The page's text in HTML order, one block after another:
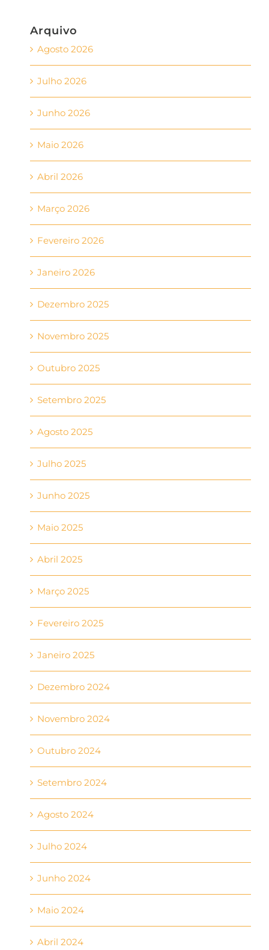
Arquivo
Agosto 2026
Julho 2026
Junho 2026
Maio 2026
Abril 2026
Março 2026
Fevereiro 2026
Janeiro 2026
Dezembro 2025
Novembro 2025
Outubro 2025
Setembro 2025
Agosto 2025
Julho 2025
Junho 2025
Maio 2025
Abril 2025
Março 2025
Fevereiro 2025
Janeiro 2025
Dezembro 2024
Novembro 2024
Outubro 2024
Setembro 2024
Agosto 2024
Julho 2024
Junho 2024
Maio 2024
Abril 2024